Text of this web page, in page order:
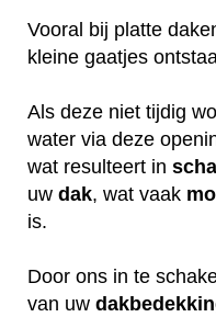
Vooral bij platte
kleine gaatjes
Als deze niet tijdig
water via deze
wat resulteert in
uw dak, wat vaak
is.
Door ons in te
van uw